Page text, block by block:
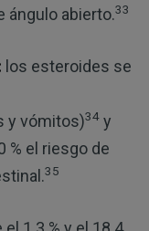
ángulo abierto.33
los esteroides se
y vómitos)34y
% el riesgo de
35